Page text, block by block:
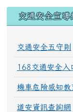
交通安全宣導
交通安全五守則
168交通安全入
機車危險感知教
道安資訊查詢網